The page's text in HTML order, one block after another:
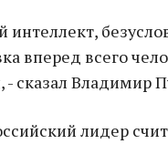
интеллект,
вперед всего
- сказал Владимир
лидер